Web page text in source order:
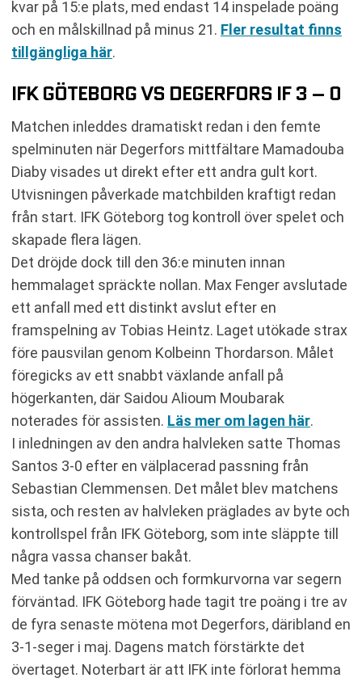
kvar på 15:e plats, med endast 14 inspelade poäng
och en målskillnad på minus 21. Fler resultat finns
tillgängliga här.
IFK GÖTEBORG VS DEGERFORS IF 3 – 0
Matchen inleddes dramatiskt redan i den femte
spelminuten när Degerfors mittfältare Mamadouba
Diaby visades ut direkt efter ett andra gult kort.
Utvisningen påverkade matchbilden kraftigt redan
från start. IFK Göteborg tog kontroll över spelet och
skapade flera lägen.
Det dröjde dock till den 36:e minuten innan
hemmalaget spräckte nollan. Max Fenger avslutade
ett anfall med ett distinkt avslut efter en
framspelning av Tobias Heintz. Laget utökade strax
före pausvilan genom Kolbeinn Thordarson. Målet
föregicks av ett snabbt växlande anfall på
högerkanten, där Saidou Alioum Moubarak
noterades för assisten. Läs mer om lagen här.
I inledningen av den andra halvleken satte Thomas
Santos 3-0 efter en välplacerad passning från
Sebastian Clemmensen. Det målet blev matchens
sista, och resten av halvleken präglades av byte och
kontrollspel från IFK Göteborg, som inte släppte till
några vassa chanser bakåt.
Med tanke på oddsen och formkurvorna var segern
förväntad. IFK Göteborg hade tagit tre poäng i tre av
de fyra senaste mötena mot Degerfors, däribland en
3-1-seger i maj. Dagens match förstärkte det
övertaget. Noterbart är att IFK inte förlorat hemma